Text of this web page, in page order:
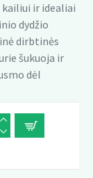
ir idealiai
dydžio
dirbtinės
šukuoja ir
dėl